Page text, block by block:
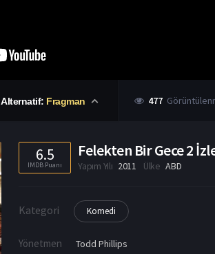
Alternatif: Fragman 477
6.5
IMDB Puanı
Felekten Bir Gece 2
Yapım Yılı 2011 Ülke ABD
Kategori Komedi
Yönetmen Todd Phillips